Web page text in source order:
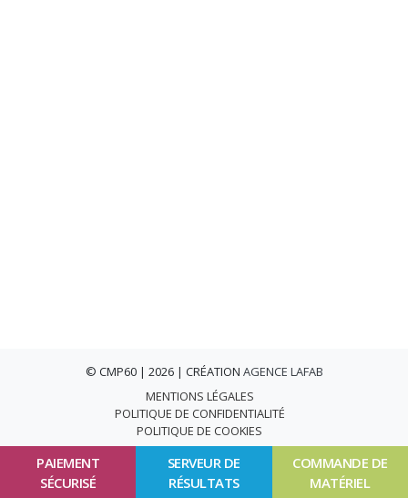
PAIEMENT
SÉCURISÉ
SERVEUR DE
RÉSULTATS
COMMANDE DE
MATÉRIEL
© CMP60 | 2026 | CRÉATION AGENCE LAFAB
MENTIONS LÉGALES
POLITIQUE DE CONFIDENTIALITÉ
POLITIQUE DE COOKIES